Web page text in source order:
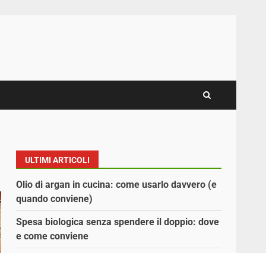
ULTIMI ARTICOLI
Olio di argan in cucina: come usarlo davvero (e
quando conviene)
Spesa biologica senza spendere il doppio: dove
e come conviene